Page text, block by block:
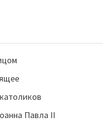
Павла II